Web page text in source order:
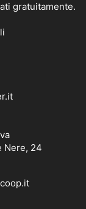
gratuitamente.
Nere, 24